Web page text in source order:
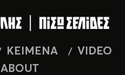
ΚΕΙΜΕΝΑ
VIDEO
ABOUT